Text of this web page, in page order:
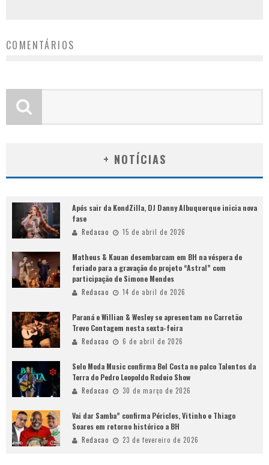
COMENTÁRIOS
+ NOTÍCIAS
Após sair da KondZilla, DJ Danny Albuquerque inicia nova
fase
Redacao 15 de abril de 2026
Matheus & Kauan desembarcam em BH na véspera de
feriado para a gravação do projeto “Astral” com
participação de Simone Mendes
Redacao 14 de abril de 2026
Paraná e Willian & Wesley se apresentam no Carretão
Trevo Contagem nesta sexta-feira
Redacao 6 de abril de 2026
Selo Moda Music confirma Bel Costa no palco Talentos da
Terra do Pedro Leopoldo Rodeio Show
Redacao 30 de março de 2026
Vai dar Samba” confirma Péricles, Vitinho e Thiago
Soares em retorno histórico a BH
Redacao 23 de fevereiro de 2026